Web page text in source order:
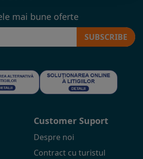
mai bune oferte
SUBSCRIBE
Customer Suport
Despre noi
Contract cu turistul